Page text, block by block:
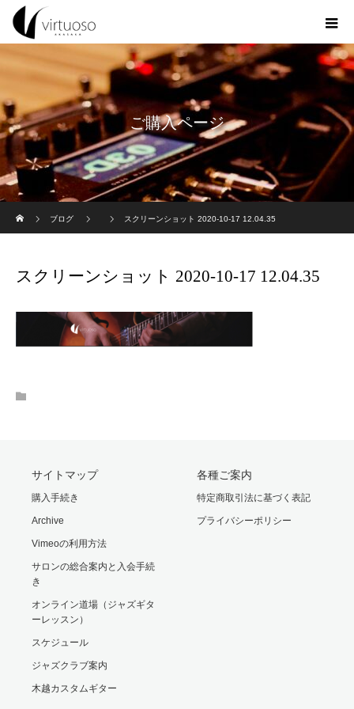
ご購入ページ
ブログ
スクリーンショット 2020-10-17 12.04.35
スクリーンショット 2020-10-17 12.04.35
サイトマップ
購入手続き
Archive
Vimeoの利用方法
サロンの総合案内と入会手続
き
オンライン道場（ジャズギタ
ーレッスン）
スケジュール
ジャズクラブ案内
木越カスタムギター
各種ご案内
特定商取引法に基づく表記
プライバシーポリシー